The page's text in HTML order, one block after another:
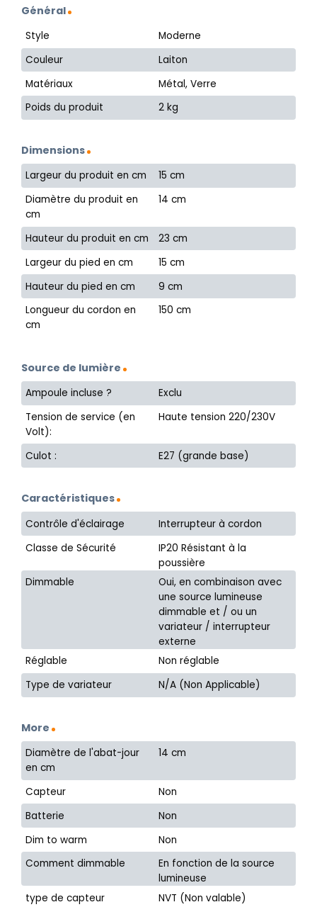
Général
Style
Moderne
Couleur
Laiton
Matériaux
Métal, Verre
Poids du produit
2 kg
Dimensions
Largeur du produit en cm
15 cm
Diamètre du produit en
cm
14 cm
Hauteur du produit en cm
23 cm
Largeur du pied en cm
15 cm
Hauteur du pied en cm
9 cm
Longueur du cordon en
cm
150 cm
Source de lumière
Ampoule incluse ?
Exclu
Tension de service (en
Volt):
Haute tension 220/230V
Culot : E27 (grande base)
Caractéristiques
Contrôle d'éclairage
Interrupteur à cordon
Classe de Sécurité
IP20 Résistant à la
poussière
Dimmable
Oui, en combinaison avec
une source lumineuse
dimmable et / ou un
variateur / interrupteur
externe
Réglable
Non réglable
Type de variateur
N/A (Non Applicable)
More
Diamètre de l'abat-jour
en cm
14 cm
Capteur
Non
Batterie
Non
Dim to warm
Non
Comment dimmable
En fonction de la source
lumineuse
type de capteur
NVT (Non valable)